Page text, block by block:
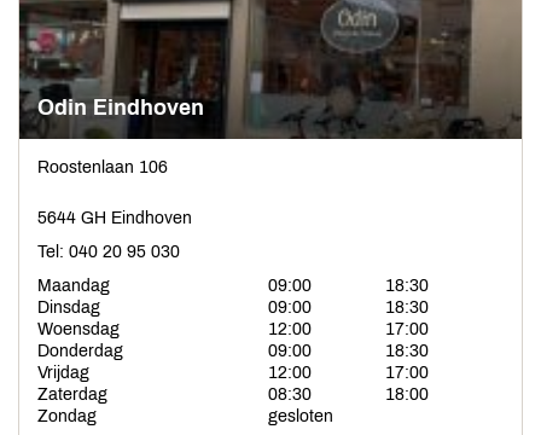
Odin Eindhoven
Roostenlaan 106
5644 GH Eindhoven
Tel: 040 20 95 030
Maandag
09:00
18:30
Dinsdag
09:00
18:30
Woensdag
12:00
17:00
Donderdag
09:00
18:30
Vrijdag
12:00
17:00
Zaterdag
08:30
18:00
Zondag
gesloten